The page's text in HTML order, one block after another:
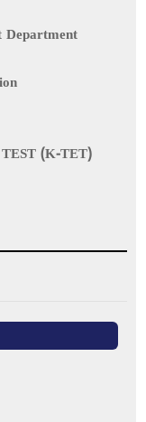
Department
(K-TET)